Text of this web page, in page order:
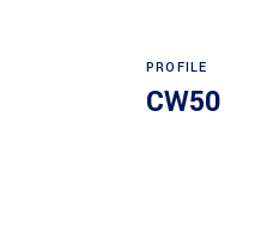
PROFILE
CW50